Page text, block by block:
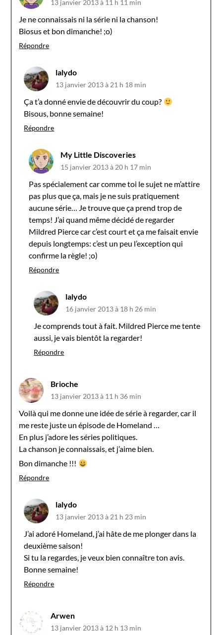
13 janvier 2013 à 11 h 11 min
Je ne connaissais ni la série ni la chanson!
Biosus et bon dimanche! ;o)
Répondre
lalydo
13 janvier 2013 à 21 h 18 min
Ça t’a donné envie de découvrir du coup?
Bisous, bonne semaine!
Répondre
My Little Discoveries
15 janvier 2013 à 20 h 17 min
Pas spécialement car comme toi le sujet ne m’attire
pas plus que ça, mais je ne suis pratiquement
aucune série… Je trouve que ça prend trop de
temps! J’ai quand même décidé de regarder
Mildred Pierce car c’est court et ça me faisait envie
depuis longtemps: c’est un peu l’exception qui
confirme la règle! ;o)
Répondre
lalydo
16 janvier 2013 à 18 h 26 min
Je comprends tout à fait. Mildred Pierce me tente
aussi, je vais bientôt la regarder!
Répondre
Brioche
13 janvier 2013 à 11 h 36 min
Voilà qui me donne une idée de série à regarder, car il
me reste juste un épisode de Homeland …
En plus j’adore les séries politiques.
La chanson je connaissais, et j’aime bien.
Bon dimanche !!!
Répondre
lalydo
13 janvier 2013 à 21 h 23 min
J’ai adoré Homeland, j’ai hâte de me plonger dans la
deuxième saison!
Si tu la regardes, je veux bien connaître ton avis.
Bonne semaine!
Répondre
Arwen
13 janvier 2013 à 12 h 13 min